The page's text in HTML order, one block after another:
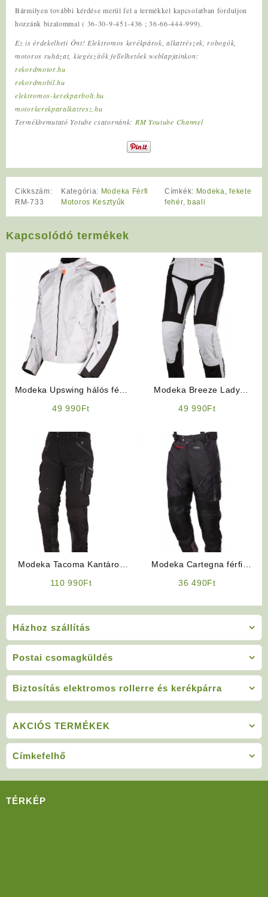
Házhoz szállítás
Postai csomagküldés
Biztosítás elektromos rollerre és kerékpárra
Bármilyen további kérdése merül fel a termékkel kapcsolatban forduljon
hozzánk bizalommal ( 36-30-9-451-436 ; 36-66-444-999).
Ez is érdekelheti Önt! Elektromos kerékpárok, alkatrészek, robogók,
motoros ruházat, kiegészítők fellelhetőek weblapjainkon:
rekordmotor.hu
rekordmobil.hu
elektromos-kerekparbolt.hu
motorkerekparalkatresz.hu
Termékbemutató Yotube csatornánk: RM Youtube Channel
Cikkszám:
RM-733
Kategória: Modeka Férfi
Motoros Kesztyűk
Címkék: Modeka,fekete
fehér, baali
Kapcsolódó termékek
Modeka Upswing hálós férfi
49 990Ft
Modeka Breeze Lady
49 990Ft
Modeka Tacoma Kantáros
110 990Ft
Modeka Cartegna férfi
36 490Ft
AKCIÓS TERMÉKEK
Címkefelhő
TÉRKÉP